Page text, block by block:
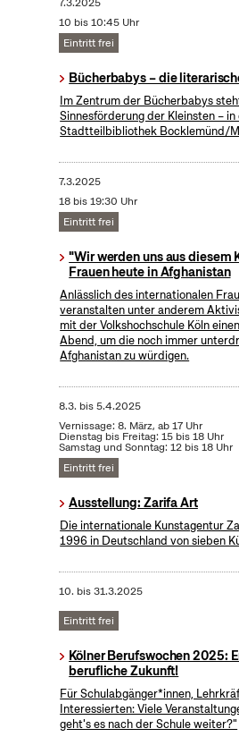
10 bis 10:45 Uhr
Eintritt frei
Bücherbabys – die
Im Zentrum der Bücherbabys
Sinnesförderung der Kleinsten – in
Stadtteilbibliothek Bocklemünd/
7.3.2025
18 bis 19:30 Uhr
Eintritt frei
"Wir werden uns aus diesem
Frauen heute in Afghanistan
Anlässlich des internationalen
veranstalten unter anderem
mit der Volkshochschule Köln
Abend, um die noch immer
Afghanistan zu würdigen.
8.3. bis5.4.2025
Vernissage: 8. März, ab 17 Uhr
Dienstag bis Freitag: 15 bis 18 Uhr
Samstag und Sonntag: 12 bis 18 Uhr
Eintritt frei
Ausstellung: Zarifa Art
Die internationale Kunstagentur
1996 in Deutschland von sieben
10. bis31.3.2025
Eintritt frei
Kölner Berufswochen 2025:
berufliche Zukunft!
Für Schulabgänger*innen,
Interessierten: Viele
geht's es nach der Schule weiter?"